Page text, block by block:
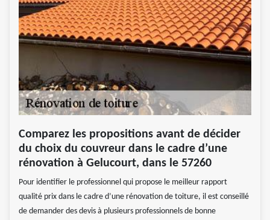
Comparez les propositions avant de décider
du choix du couvreur dans le cadre d’une
rénovation à Gelucourt, dans le 57260
Pour identifier le professionnel qui propose le meilleur rapport
qualité prix dans le cadre d’une rénovation de toiture, il est conseillé
de demander des devis à plusieurs professionnels de bonne